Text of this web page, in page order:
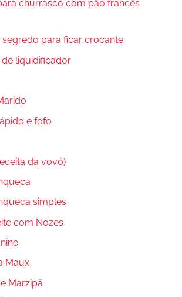
churrasco com pão francês
segredo para ficar crocante
liquidificador
e fofo
da vovó)
simples
com Nozes
Maux
Marzipã